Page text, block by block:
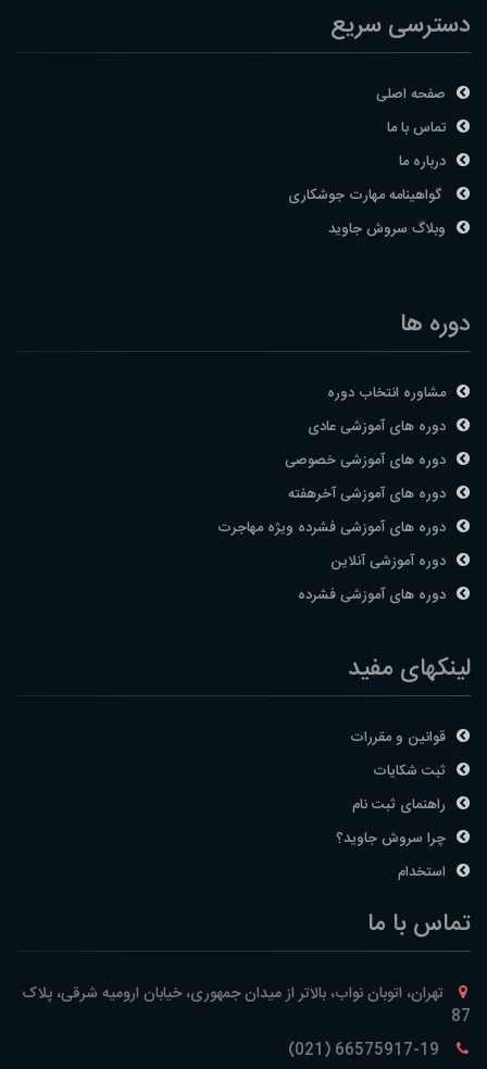
دسترسی سریع
صفحه اصلی
تماس با ما
درباره ما
گواهینامه مهارت جوشکاری
وبلاگ سروش جاوید
دوره ها
مشاوره انتخاب دوره
دوره های آموزشی عادی
دوره های آموزشی خصوصی
دوره های آموزشی آخرهفته
دوره های آموزشی فشرده ویژه مهاجرت
دوره آموزشی آنلاین
دوره های آموزشی فشرده
لینکهای مفید
قوانین و مقررات
ثبت شکایات
راهنمای ثبت نام
چرا سروش جاوید؟
استخدام
تماس با ما
تهران، اتوبان نواب، بالاتر از میدان جمهوری، خیابان ارومیه شرقی، پلاک
87